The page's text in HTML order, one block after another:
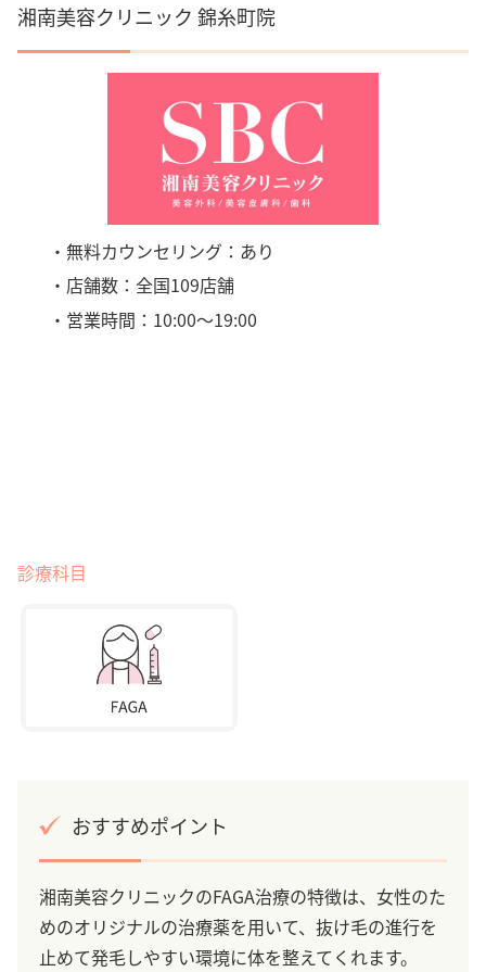
湘南美容クリニック 錦糸町院
・無料カウンセリング：あり
・店舗数：全国109店舗
・営業時間：10:00〜19:00
診療科目
おすすめポイント
湘南美容クリニックのFAGA治療の特徴は、女性のた
めのオリジナルの治療薬を用いて、抜け毛の進行を
止めて発毛しやすい環境に体を整えてくれます。